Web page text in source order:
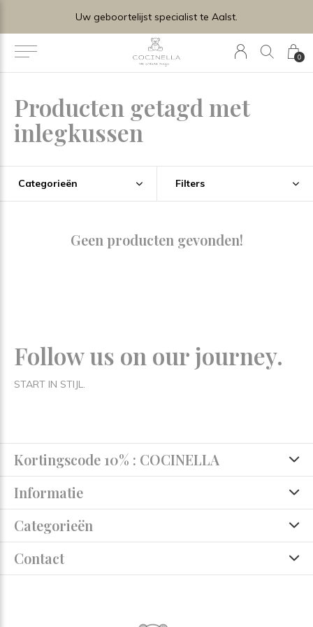
0
Uw geboortelijst specialist te Aalst.
Producten getagd met
inlegkussen
Categorieën Filters
Geen producten gevonden!
Follow us on our journey.
START IN STIJL.
Kortingscode 10% : COCINELLA
Informatie
Categorieën
Contact